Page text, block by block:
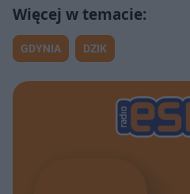
GDYNIA DZIK